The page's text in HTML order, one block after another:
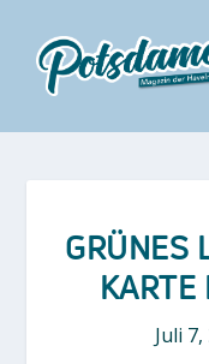
GRÜNES
KARTE
Juli 7,